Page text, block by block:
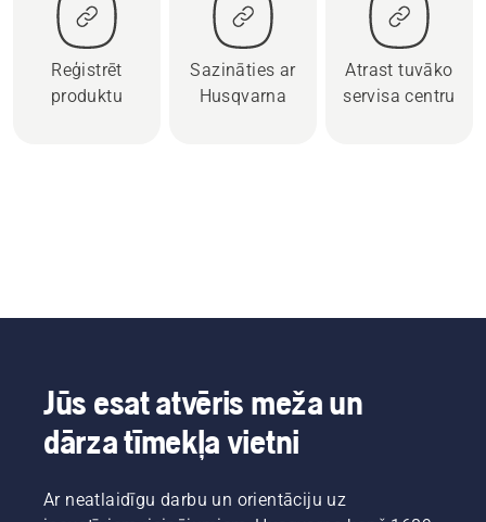
Reģistrēt
produktu
Sazināties ar
Husqvarna
Atrast tuvāko
servisa centru
Jūs esat atvēris meža un
dārza tīmekļa vietni
Ar neatlaidīgu darbu un orientāciju uz